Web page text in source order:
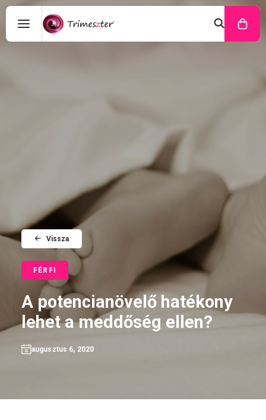
HU
minket!
Vissza
FÉRFI
A potencianövelő hatékony
lehet a meddőség ellen?
augusztus 6, 2020